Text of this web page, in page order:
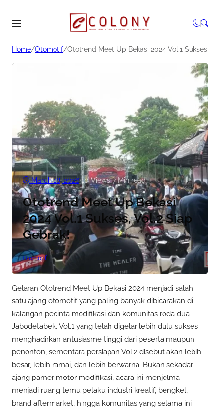
Home/Otomotif/Ototrend Meet Up Bekasi 2024 Vol.1 Sukses,
March 18, 2026•10Views•7 Min read
Ototrend Meet Up Bekasi
2024 Vol.1 Sukses, Vol.2 Siap
Gebrak!
Otomotif
Gelaran Ototrend Meet Up Bekasi 2024 menjadi salah
satu ajang otomotif yang paling banyak dibicarakan di
kalangan pecinta modifikasi dan komunitas roda dua
Jabodetabek. Vol.1 yang telah digelar lebih dulu sukses
menghadirkan antusiasme tinggi dari peserta maupun
penonton, sementara persiapan Vol.2 disebut akan lebih
besar, lebih ramai, dan lebih berwarna. Bukan sekadar
ajang pamer motor modifikasi, acara ini menjelma
menjadi ruang temu pelaku industri kreatif, bengkel,
brand aftermarket, hingga komunitas yang selama ini